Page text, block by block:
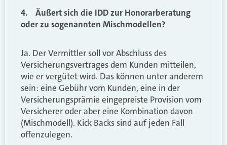
4. Äußert sich die IDD zur Honorarberatung
oder zu sogenannten Mischmodellen?
Ja. Der Vermittler soll vor Abschluss des
Versicherungsvertrages dem Kunden mitteilen,
wie er vergütet wird. Das können unter anderem
sein: eine Gebühr vom Kunden, eine in der
Versicherungsprämie eingepreiste Provision vom
Versicherer oder aber eine Kombination davon
(Mischmodell). Kick Backs sind auf jeden Fall
offenzulegen.